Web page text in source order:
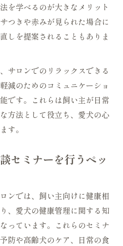
を学べるのが大きなメリット
つきや赤みが見られた場合に
しを提案されることもありま
サロンでのリラックスできる
減のためのコミュニケーショ
です。これらは飼い主が日常
方法として役立ち、愛犬の心
す。
セミナーを行うペッ
ンでは、飼い主向けに健康相
、愛犬の健康管理に関する知
っています。これらのセミナ
防や高齢犬のケア、日常の食